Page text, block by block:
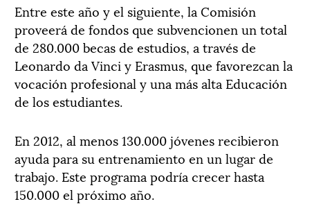
Entre este año y el siguiente, la Comisión
proveerá de fondos que subvencionen un total
de 280.000 becas de estudios, a través de
Leonardo da Vinci y Erasmus, que favorezcan la
vocación profesional y una más alta Educación
de los estudiantes.
En 2012, al menos 130.000 jóvenes recibieron
ayuda para su entrenamiento en un lugar de
trabajo. Este programa podría crecer hasta
150.000 el próximo año.